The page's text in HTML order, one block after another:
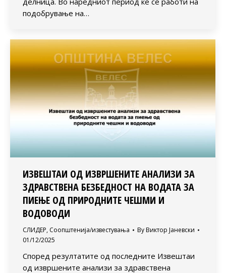
подобрување на…
ИЗВЕШТАИ ОД ИЗВРШЕНИТЕ АНАЛИЗИ ЗА
ЗДРАВСТВЕНА БЕЗБЕДНОСТ НА ВОДАТА ЗА
ПИЕЊЕ ОД ПРИРОДНИТЕ ЧЕШМИ И
ВОДОВОДИ
СЛИДЕР, Соопштенија/известувања By Виктор Јаневски
01/12/2025
Според резултатите од последните Извештаи
од извршените анализи за здравствена